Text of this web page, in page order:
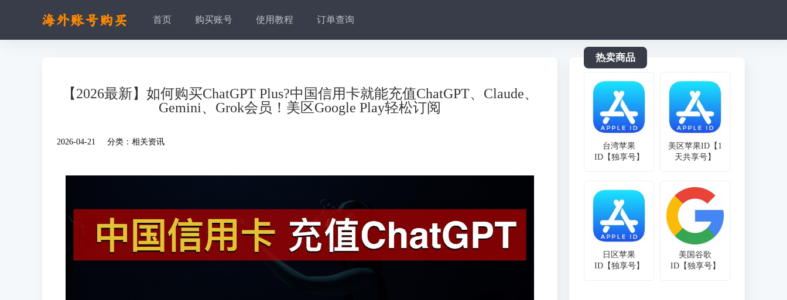
首页 购买账号 使用教程 订单查询
【2026最新】如何购买ChatGPT Plus?中国信用卡就能充值ChatGPT、Claude、
Gemini、Grok会员！美区Google Play轻松订阅
2026-04-21 分类： 相关资讯
热卖商品
台湾苹果
ID【独享号】
美区苹果ID【1
天共享号】
日区苹果
ID【独享号】
美国谷歌
ID【独享号】